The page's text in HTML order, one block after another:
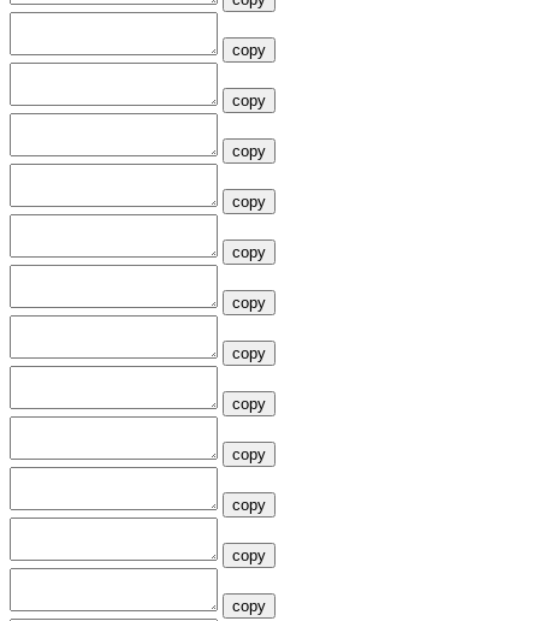
copy
copy
copy
copy
copy
copy
copy
copy
copy
copy
copy
copy